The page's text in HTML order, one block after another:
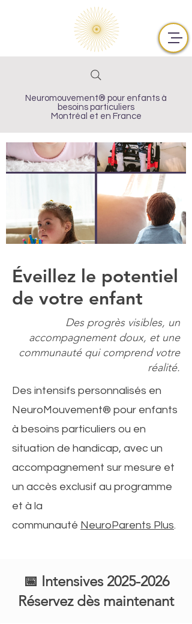
Neuromouvement® pour enfants à
besoins particuliers
Montréal et en France
Éveillez le potentiel
de votre enfant
Des progrès visibles, un
accompagnement doux, et une
communauté qui comprend votre
réalité.
Des intensifs personnalisés en
NeuroMouvement® pour enfants
à besoins particuliers ou en
situation de handicap, avec un
accompagnement sur mesure et
un accès exclusif au programme
et à la
communauté NeuroParents Plus.​
📅 Intensives 2025-2026
Réservez dès maintenant